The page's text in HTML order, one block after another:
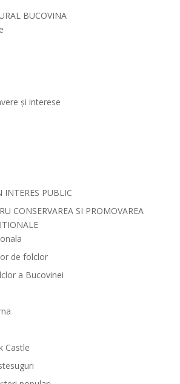
BUCOVINA
și interese
INTERES PUBLIC
CONSERVAREA SI PROMOVAREA
de folclor
a Bucovinei
Castle